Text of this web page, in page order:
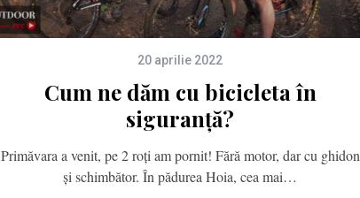
20 aprilie 2022
Cum ne dăm cu bicicleta în
siguranță?
Primăvara a venit, pe 2 roţi am pornit! Fără motor, dar cu ghidon
şi schimbător. În pădurea Hoia, cea mai…